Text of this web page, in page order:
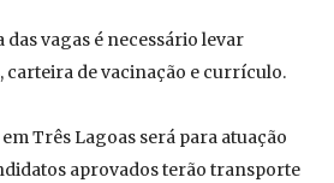
vagas é necessário levar
carteira de vacinação e currículo.
Três Lagoas será para atuação
aprovados terão transporte